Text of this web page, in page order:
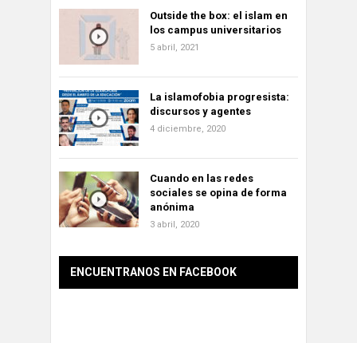
Outside the box: el islam en
los campus universitarios
5 abril, 2021
La islamofobia progresista:
discursos y agentes
4 diciembre, 2020
Cuando en las redes
sociales se opina de forma
anónima
3 abril, 2020
ENCUENTRANOS EN FACEBOOK